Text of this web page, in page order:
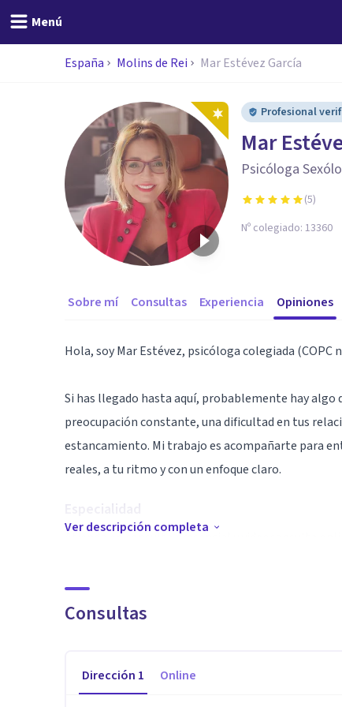
Menú
España Molins de Rei Mar Estévez García
Profesional
Mar
Psicóloga
(5)
Nº colegiado: 13360
Sobre mí Consultas Experiencia Opiniones
Hola, soy Mar Estévez, psicóloga colegiada (COPC
Si has llegado hasta aquí, probablemente hay algo
preocupación constante, una dificultad en tus
estancamiento. Mi trabajo es acompañarte para
reales, a tu ritmo y con un enfoque claro.
Especialidad
Atiendo en consulta presencial y videoconsulta
ser por WhatsApp o email, explicándome
audio si te resulta más fácil.
M.A.R. (Motivación – Acción – Recompensa), un
Ver descripción completa
Consultas
Dirección 1 Online